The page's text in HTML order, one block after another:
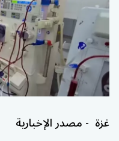
غزة - مصدر الإخبارية